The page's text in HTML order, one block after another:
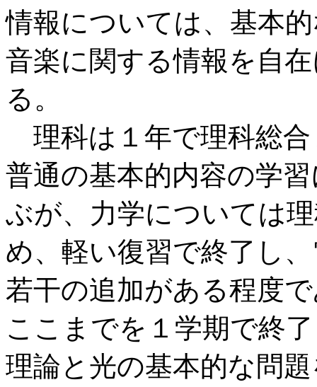
情報については、基本
音楽に関する情報を自
る。
理科は１年で理科総
普通の基本的内容の学
ぶが、力学については
め、軽い復習で終了し
若干の追加がある程度
ここまでを１学期で終
理論と光の基本的な問